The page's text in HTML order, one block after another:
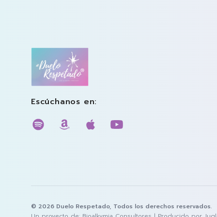
Duelo Respetado Podcast con Georgina
Escúchanos en:
Escúchanos en spotify
Escúchanos en amazon music
Escúchanos en apple
Escúchanos en
© 2026 Duelo Respetado, Todos los derechos reservados.